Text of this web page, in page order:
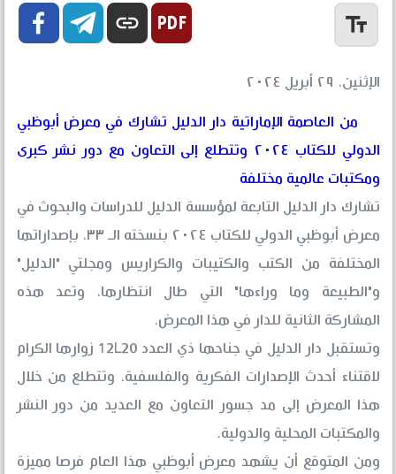
  link text_fields
الإثنين، ٢٩ أبريل ٢٠٢٤
من العاصمة الإماراتية دار الدليل تشارك في معرض أبوظبي
الدولي للكتاب ٢٠٢٤ وتتطلع إلى التعاون مع دور نشر كبرى
ومكتبات عالمية مختلفة
تشارك دار الدليل التابعة لمؤسسة الدليل للدراسات والبحوث في
معرض أبوظبي الدولي للكتاب ٢٠٢٤ بنسخته الـ ٣٣، بإصداراتها
المختلفة من الكتب والكتيبات والكراريس ومجلتي "الدليل"
و"الطبيعة وما وراءها" التي طال انتظارها، وتعد هذه
المشاركة الثانية للدار في هذا المعرض.
وتستقبل دار الدليل في جناحها ذي العدد 12L20 زوارها الكرام
لاقتناء أحدث الإصدارات الفكرية والفلسفية، وتتطلع من خلال
هذا المعرض إلى مد جسور التعاون مع العديد من دور النشر
والمكتبات المحلية والدولية.
ومن المتوقع أن يشهد معرض أبوظبي هذا العام فرصا مميزة